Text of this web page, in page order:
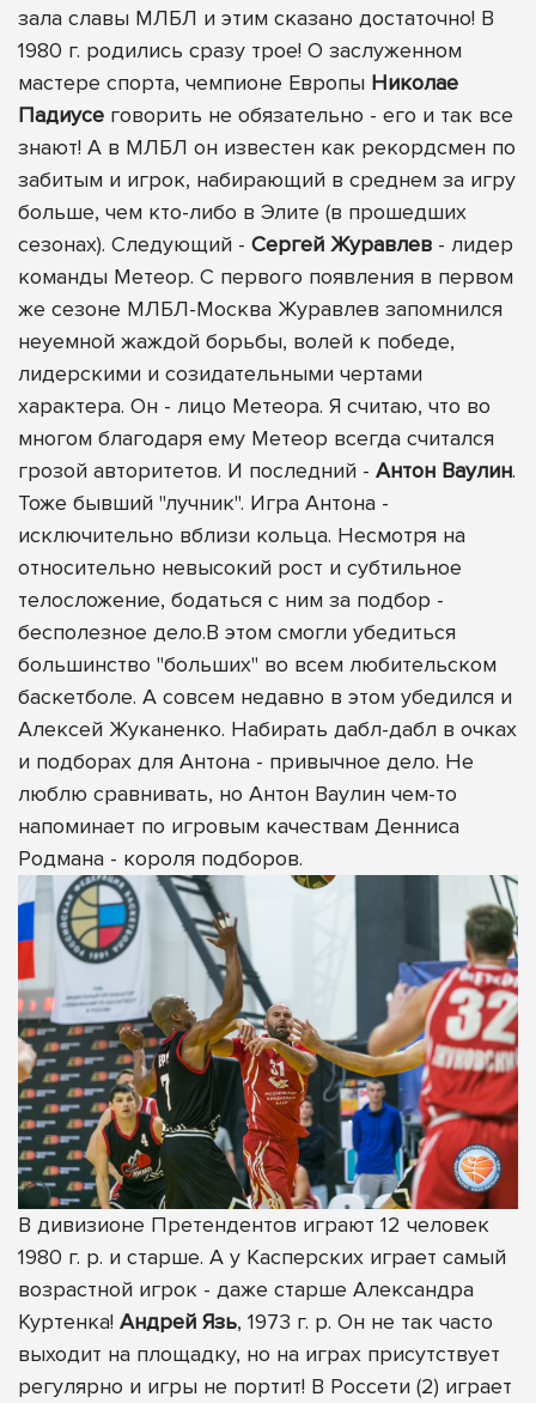
зала славы МЛБЛ и этим сказано достаточно! В
1980 г. родились сразу трое! О заслуженном
мастере спорта, чемпионе Европы Николае
Падиусе говорить не обязательно - его и так все
знают! А в МЛБЛ он известен как рекордсмен по
забитым и игрок, набирающий в среднем за игру
больше, чем кто-либо в Элите (в прошедших
сезонах). Следующий - Сергей Журавлев - лидер
команды Метеор. С первого появления в первом
же сезоне МЛБЛ-Москва Журавлев запомнился
неуемной жаждой борьбы, волей к победе,
лидерскими и созидательными чертами
характера. Он - лицо Метеора. Я считаю, что во
многом благодаря ему Метеор всегда считался
грозой авторитетов. И последний - Антон Ваулин.
Тоже бывший "лучник". Игра Антона -
исключительно вблизи кольца. Несмотря на
относительно невысокий рост и субтильное
телосложение, бодаться с ним за подбор -
бесполезное дело.В этом смогли убедиться
большинство "больших" во всем любительском
баскетболе. А совсем недавно в этом убедился и
Алексей Жуканенко. Набирать дабл-дабл в очках
и подборах для Антона - привычное дело. Не
люблю сравнивать, но Антон Ваулин чем-то
напоминает по игровым качествам Денниса
Родмана - короля подборов.
В дивизионе Претендентов играют 12 человек
1980 г. р. и старше. А у Касперских играет самый
возрастной игрок - даже старше Александра
Куртенка! Андрей Язь, 1973 г. р. Он не так часто
выходит на площадку, но на играх присутствует
регулярно и игры не портит! В Россети (2) играет